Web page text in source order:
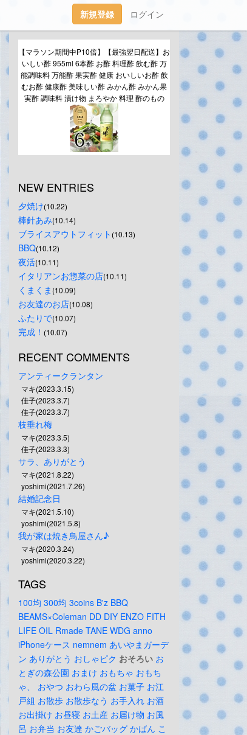
新規登録 ログイン
【マラソン期間中P10倍】【最強翌日配送】お
いしい酢 955ml 6本酢 お酢 料理酢 飲む酢 万
能調味料 万能酢 果実酢 健康 おいしいお酢 飲
むお酢 健康酢 美味しい酢 みかん酢 みかん果
実酢 調味料 漬け物 まろやか 料理 酢のもの
NEW ENTRIES
夕焼け(10.22)
棒針あみ(10.14)
ブライスアウトフィット (10.13)
BBQ(10.12)
夜活(10.11)
イタリアンお惣菜の店(10.11)
くまくま (10.09)
お友達のお店(10.08)
ふたりで(10.07)
完成！ (10.07)
RECENT COMMENTS
アンティークランタン
マキ(2023.3.15)
佳子(2023.3.7)
佳子(2023.3.7)
枝垂れ梅
マキ(2023.3.5)
佳子(2023.3.3)
サラ、ありがとう
マキ(2021.8.22)
yoshimi(2021.7.26)
結婚記念日
マキ(2021.5.10)
yoshimi(2021.5.8)
我が家は焼き鳥屋さん♪
マキ(2020.3.24)
yoshimi(2020.3.22)
TAGS
100均 300均 3coins B'z BBQ
BEAMS×Coleman DD DIY ENZO FITH
LIFE OIL Rmade TANE WDG anno
iPhoneケース nemnem あいやまガーデ
ン ありがとう おしゃピク おそろい お
とぎの森公園 おまけ おもちゃ おもち
ゃ、
おやつ おわら風の盆 お菓子 お江
戸組 お散歩 お散歩なう お手入れ お酒
お出掛け お昼寝 お土産 お届け物 お風
呂 お弁当 お友達 かごバッグ かばん こ